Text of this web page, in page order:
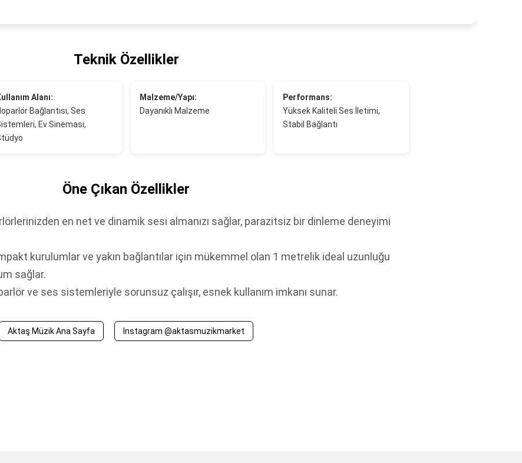
Teknik Özellikler
Alanı:
Bağlantısı, Ses
Ev Sineması,
Malzeme/Yapı:
Dayanıklı Malzeme
Performans:
Yüksek Kaliteli Ses İletimi,
Stabil Bağlantı
Öne Çıkan Özellikler
en net ve dinamik sesi almanızı sağlar, parazitsiz bir dinleme deneyimi
kurulumlar ve yakın bağlantılar için mükemmel olan 1 metrelik ideal uzunluğu
sağlar.
ve ses sistemleriyle sorunsuz çalışır, esnek kullanım imkanı sunar.
Aktaş Müzik Ana Sayfa Instagram @aktasmuzikmarket